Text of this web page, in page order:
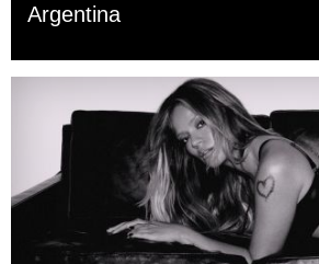
Argentina